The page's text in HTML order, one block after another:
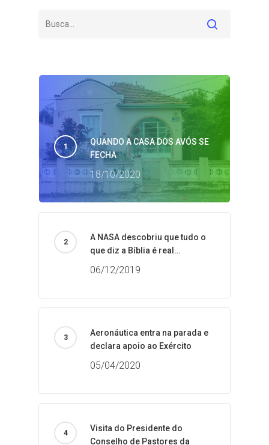
QUANDO A CASA DOS AVÓS SE
FECHA
18/10/2020
A NASA descobriu que tudo o
que diz a Bíblia é real…
06/12/2019
Aeronáutica entra na parada e
declara apoio ao Exército
05/04/2020
Visita do Presidente do
Conselho de Pastores da